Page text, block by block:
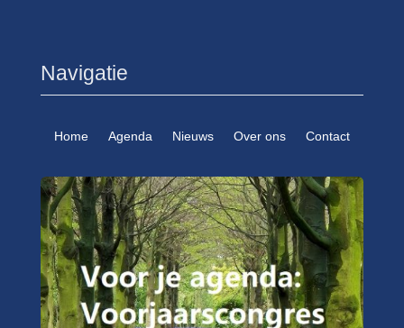
Navigatie
Home Agenda Nieuws Over ons Contact